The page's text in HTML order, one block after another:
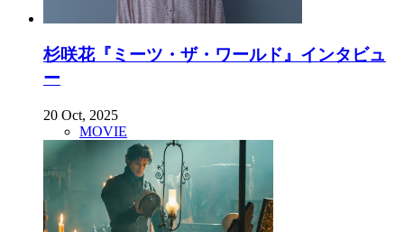
杉咲花『ミーツ・ザ・ワールド』インタビュ
ー
20 Oct, 2025
MOVIE